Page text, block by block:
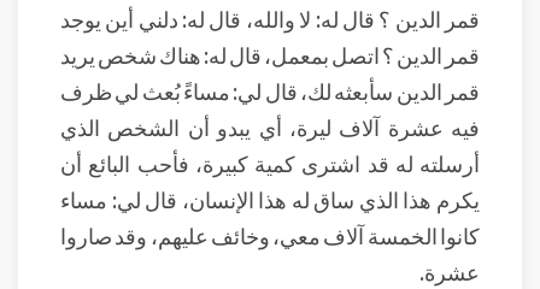
قمر الدين ؟ قال له: لا والله، قال له: دلني أين يوجد
قمر الدين ؟ اتصل بمعمل، قال له: هناك شخص يريد
قمر الدين سأبعثه لك، قال لي: مساءً بُعث لي ظرف
فيه عشرة آلاف ليرة، أي يبدو أن الشخص الذي
أرسلته له قد اشترى كمية كبيرة، فأحب البائع أن
يكرم هذا الذي ساق له هذا الإنسان، قال لي: مساء
كانوا الخمسة آلاف معي، وخائف عليهم، وقد صاروا
عشرة.